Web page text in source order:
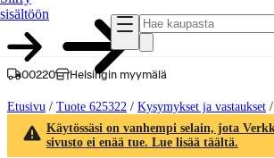
sisältöön
00220 Helsingin myymälä
Etusivu / Tuote 625322 / Kysymykset ja vastaukset /
Käytössäsi on vanhempi selain, jota
sivusto ei enää tue. Lue lisää täältä.